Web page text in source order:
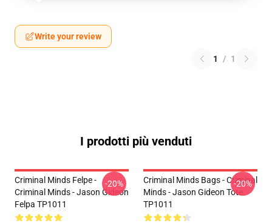
Write your review
1 / 1
I prodotti più venduti
Criminal Minds Felpe -
Criminal Minds - Jason Gideon
Felpa TP1011
-20%
Criminal Minds Bags - Criminal
Minds - Jason Gideon Tote
TP1011
-20%